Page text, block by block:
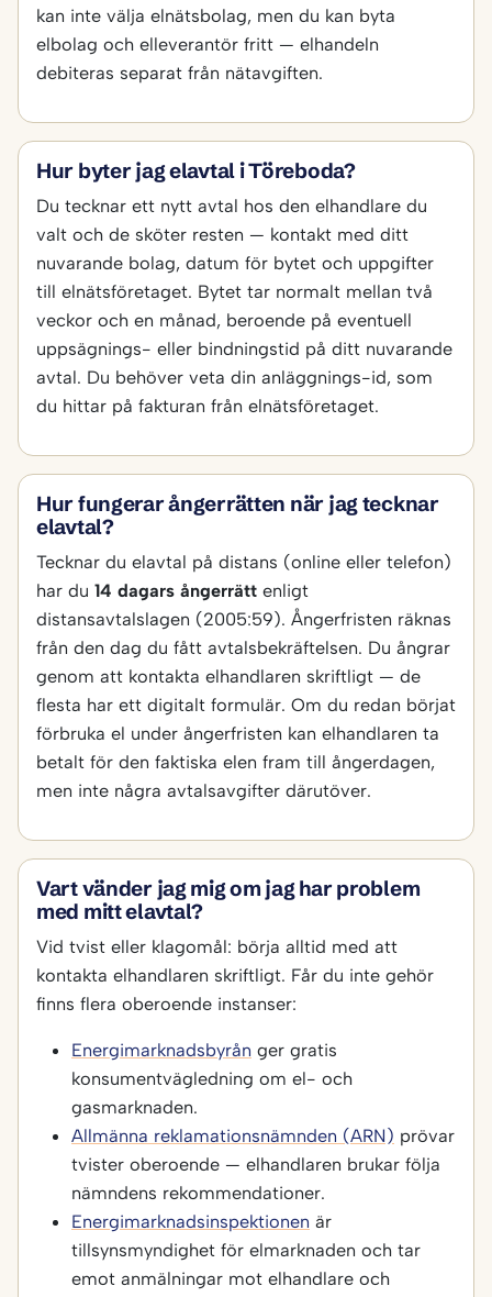
kan inte välja elnätsbolag, men du kan byta
elbolag och elleverantör fritt — elhandeln
debiteras separat från nätavgiften.
Hur byter jag elavtal i Töreboda?
Du tecknar ett nytt avtal hos den elhandlare du
valt och de sköter resten — kontakt med ditt
nuvarande bolag, datum för bytet och uppgifter
till elnätsföretaget. Bytet tar normalt mellan två
veckor och en månad, beroende på eventuell
uppsägnings- eller bindningstid på ditt nuvarande
avtal. Du behöver veta din anläggnings-id, som
du hittar på fakturan från elnätsföretaget.
Hur fungerar ångerrätten när jag tecknar
elavtal?
Tecknar du elavtal på distans (online eller telefon)
har du 14 dagars ångerrätt enligt
distansavtalslagen (2005:59). Ångerfristen räknas
från den dag du fått avtalsbekräftelsen. Du ångrar
genom att kontakta elhandlaren skriftligt — de
flesta har ett digitalt formulär. Om du redan börjat
förbruka el under ångerfristen kan elhandlaren ta
betalt för den faktiska elen fram till ångerdagen,
men inte några avtalsavgifter därutöver.
Vart vänder jag mig om jag har problem
med mitt elavtal?
Vid tvist eller klagomål: börja alltid med att
kontakta elhandlaren skriftligt. Får du inte gehör
finns flera oberoende instanser:
Energimarknadsbyrån ger gratis
konsumentvägledning om el- och
gasmarknaden.
Allmänna reklamationsnämnden (ARN) prövar
tvister oberoende — elhandlaren brukar följa
nämndens rekommendationer.
Energimarknadsinspektionen är
tillsynsmyndighet för elmarknaden och tar
emot anmälningar mot elhandlare och